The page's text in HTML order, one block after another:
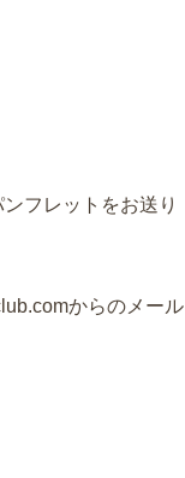
フレットをお送り
からのメール